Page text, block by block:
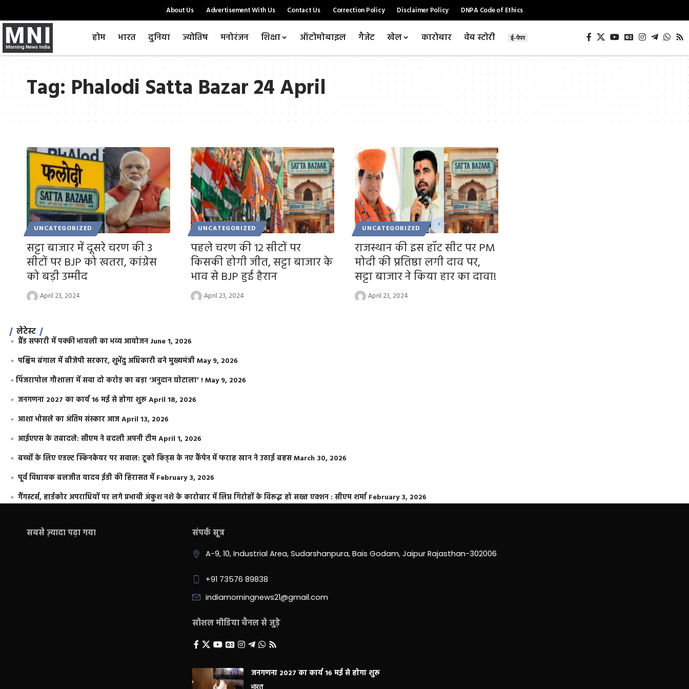
About Us Advertisement With Us Contact Us Correction Policy Disclaimer Policy DNPA Code of Ethics
होम भारत दुनिया ज्योतिष मनोरंजन शिक्षा ऑटोमोबाइल गैजेट खेल कारोबार वेब स्टोरी ई-पेपर
Tag: Phalodi Satta Bazar 24 April
UNCATEGORIZED
सट्टा बाजार में दूसरे चरण की 3
सीटों पर BJP को खतरा, कांग्रेस
को बड़ी उम्मीद
April 23, 2024
UNCATEGORIZED
पहले चरण की 12 सीटों पर
किसकी होगी जीत, सट्टा बाजार के
भाव से BJP हुई हैरान
April 23, 2024
UNCATEGORIZED
राजस्थान की इस हॉट सीट पर PM
मोदी की प्रतिष्ठा लगी दाव पर,
सट्टा बाजार ने किया हार का दावा!
April 23, 2024
लेटेस्ट
ग्रैंड सफारी में पक्की भायली का भव्य आयोजन June 1, 2026
पश्चिम बंगाल में बीजेपी सरकार, शुभेंदु अधिकारी बने मुख्यमंत्रीMay 9, 2026
​पिंजरापोल गौशाला में सवा दो करोड़ का बड़ा ‘अनुदान घोटाला’ !May 9, 2026
जनगणना 2027 का कार्य 16 मई से होगा शुरूApril 18, 2026
आशा भोसले का अंतिम संस्कार आजApril 13, 2026
आईएएस के तबादले: सीएम ने बदली अपनी टीमApril 1, 2026
बच्चों के लिए एडल्ट स्किनकेयर पर सवाल: टूको किड्स के नए कैंपेन में फराह खान ने उठाई बहसMarch 30, 2026
पूर्व विधायक बलजीत यादव ईडी की हिरासत में February 3, 2026
गैंगस्टर्स, हार्डकोर अपराधियों पर लगे प्रभावी अंकुश नशे के कारोबार में लिप्त गिरोहों के विरूद्ध हो सख्त एक्शन : सीएम शर्मा February 3, 2026
सबसे ज़्यादा पढ़ा गया संपर्क सूत्र
A-9, 10, Industrial Area, Sudarshanpura, Bais Godam, Jaipur Rajasthan-302006
+91 73576 89838
indiamorningnews21@gmail.com
सोशल मीडिया चैनल से जुड़े
जनगणना 2027 का कार्य 16 मई से होगा शुरू